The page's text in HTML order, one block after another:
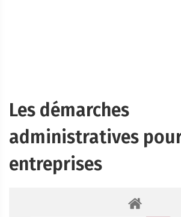
Les démarches
administratives
entreprises